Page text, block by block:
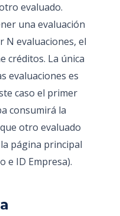
evaluado.
una evaluación
N evaluaciones, el
créditos. La única
evaluaciones es
caso el primer
consumirá la
otro evaluado
página principal
e ID Empresa).